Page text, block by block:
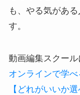
も、やる気があ
す。
動画編集スクール
オンラインで学
【どれがいいか選